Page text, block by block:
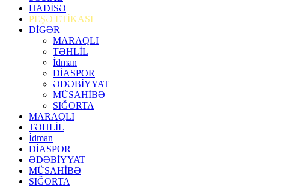
HADİSƏ
PEŞƏ ETİKASI
DİGƏR
MARAQLI
TƏHLİL
İdman
DİASPOR
ƏDƏBİYYAT
MÜSAHİBƏ
SIĞORTA
MARAQLI
TƏHLİL
İdman
DİASPOR
ƏDƏBİYYAT
MÜSAHİBƏ
SIĞORTA